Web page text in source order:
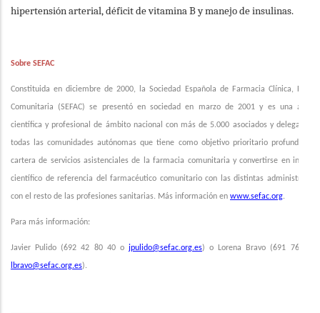
hipertensión arterial, déficit de vitamina B y manejo de insulinas.
Sobre SEFAC
Constituida en diciembre de 2000, la Sociedad Española de Farmacia Clínica,
Comunitaria (SEFAC) se presentó en sociedad en marzo de 2001 y es una
científica y profesional de ámbito nacional con más de 5.000 asociados y
todas las comunidades autónomas que tiene como objetivo prioritario profundizar
cartera de servicios asistenciales de la farmacia comunitaria y convertirse en
científico de referencia del farmacéutico comunitario con las distintas
con el resto de las profesiones sanitarias. Más información en www.sefac.org.
Para más información:
Javier Pulido (692 42 80 40 o jpulido@sefac.org.es) o Lorena Bravo (691 76 38
lbravo@sefac.org.es).